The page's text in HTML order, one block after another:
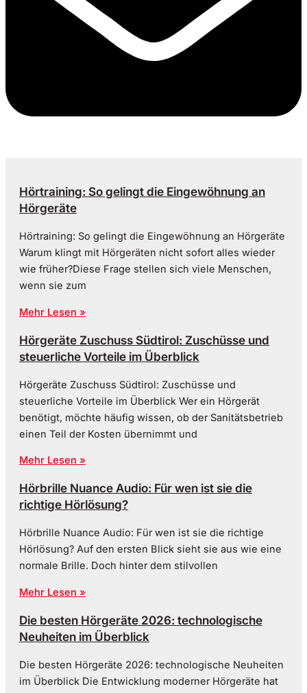
Hörtraining: So gelingt die Eingewöhnung an
Hörgeräte
Hörtraining: So gelingt die Eingewöhnung an Hörgeräte
Warum klingt mit Hörgeräten nicht sofort alles wieder
wie früher?Diese Frage stellen sich viele Menschen,
wenn sie zum
Mehr Lesen »
Hörgeräte Zuschuss Südtirol: Zuschüsse und
steuerliche Vorteile im Überblick
Hörgeräte Zuschuss Südtirol: Zuschüsse und
steuerliche Vorteile im Überblick Wer ein Hörgerät
benötigt, möchte häufig wissen, ob der Sanitätsbetrieb
einen Teil der Kosten übernimmt und
Mehr Lesen »
Hörbrille Nuance Audio: Für wen ist sie die
richtige Hörlösung?
Hörbrille Nuance Audio: Für wen ist sie die richtige
Hörlösung? Auf den ersten Blick sieht sie aus wie eine
normale Brille. Doch hinter dem stilvollen
Mehr Lesen »
Die besten Hörgeräte 2026: technologische
Neuheiten im Überblick
Die besten Hörgeräte 2026: technologische Neuheiten
im Überblick Die Entwicklung moderner Hörgeräte hat